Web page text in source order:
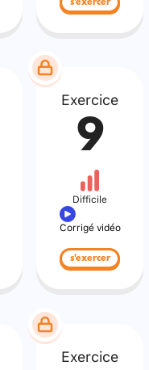
Exercice
9
Difficile
Corrigé vidéo
s'exercer
Exercice